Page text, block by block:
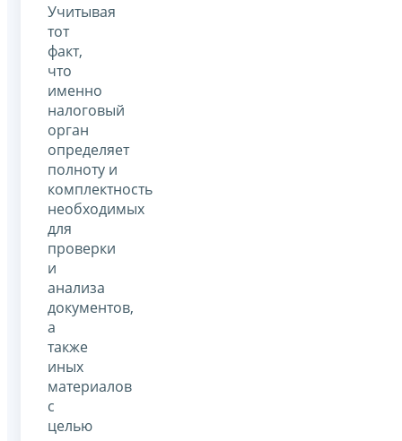
Учитывая
тот
факт,
что
именно
налоговый
орган
определяет
полноту и
комплектность
необходимых
для
проверки
и
анализа
документов,
а
также
иных
материалов
с
целью